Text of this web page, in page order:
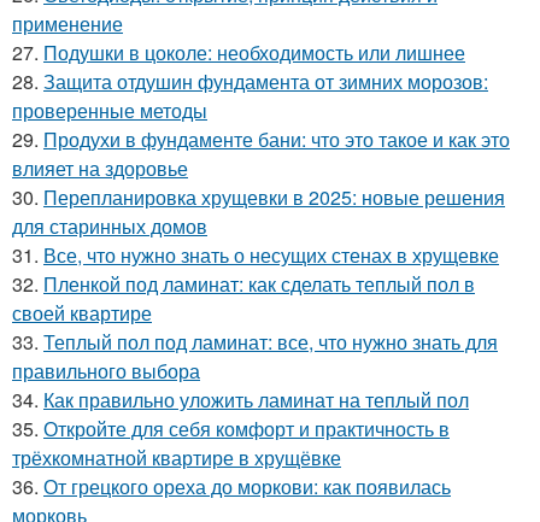
применение
27. Подушки в цоколе: необходимость или лишнее
28. Защита отдушин фундамента от зимних морозов:
проверенные методы
29. Продухи в фундаменте бани: что это такое и как это
влияет на здоровье
30. Перепланировка хрущевки в 2025: новые решения
для старинных домов
31. Все, что нужно знать о несущих стенах в хрущевке
32. Пленкой под ламинат: как сделать теплый пол в
своей квартире
33. Теплый пол под ламинат: все, что нужно знать для
правильного выбора
34. Как правильно уложить ламинат на теплый пол
35. Откройте для себя комфорт и практичность в
трёхкомнатной квартире в хрущёвке
36. От грецкого ореха до моркови: как появилась
морковь